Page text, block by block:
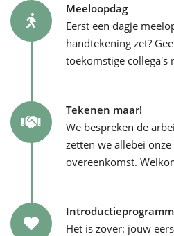
Meeloopdag
Eerst een dagje
handtekening zet?
toekomstige collega's
Tekenen maar!
We bespreken de
zetten we allebei
overeenkomst.
Het is zover: jouw